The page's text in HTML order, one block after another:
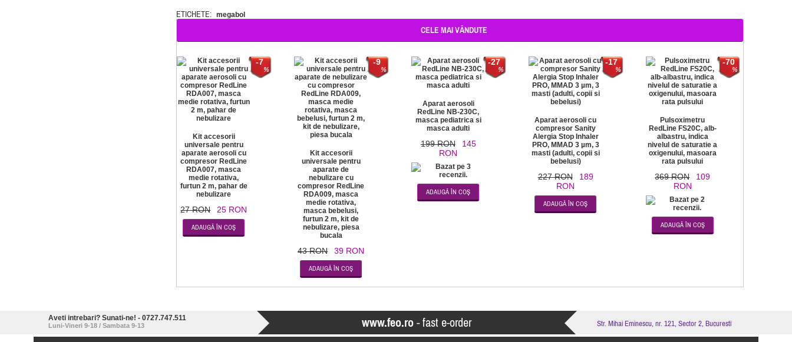
ETICHETE: megabol
CELE MAI VÂNDUTE
-7
Kit accesorii
universale pentru
aparate aerosoli cu
compresor RedLine
RDA007, masca
medie rotativa,
furtun 2 m, pahar de
nebulizare
27 RON 25 RON
-9
Kit accesorii
universale pentru
aparate de
nebulizare cu
compresor RedLine
RDA009, masca
medie rotativa,
masca bebelusi,
furtun 2 m, kit de
nebulizare, piesa
bucala
43 RON 39 RON
-27
Aparat aerosoli
RedLine NB-230C,
masca pediatrica si
masca adulti
199 RON
145
RON
-17
Aparat aerosoli cu
compresor Sanity
Alergia Stop Inhaler
PRO, MMAD 3 µm, 3
masti (adulti, copii si
bebelusi)
227 RON
189
RON
-70
Pulsoximetru
RedLine FS20C, alb-
albastru, indica
nivelul de saturatie a
oxigenului, masoara
rata pulsului
369 RON
109
RON
Aveti intrebari? Sunati-ne! - 0727.747.511
Luni-Vineri 9-18 / Sambata 9-13 www.feo.ro - fast e-order Str. Mihai Eminescu, nr. 121, Sector 2, Bucuresti